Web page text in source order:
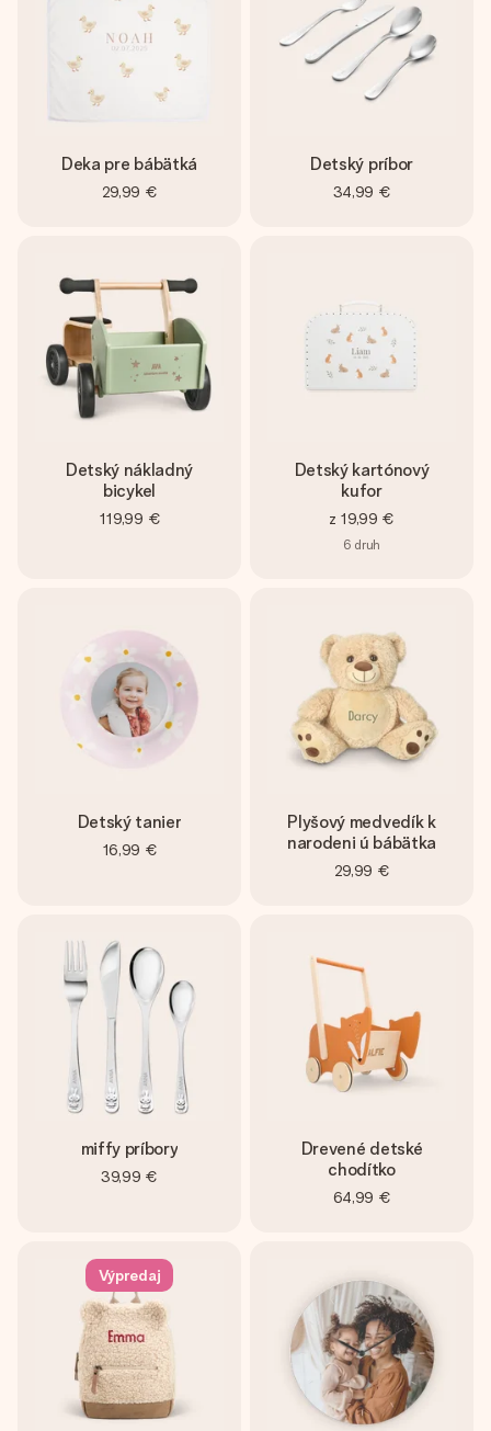
Deka pre bábätká
29,99 €
Detský príbor
34,99 €
Detský nákladný
bicykel
119,99 €
Detský kartónový
kufor
z 19,99 €
6 druh
Detský tanier
16,99 €
Plyšový medvedík k
narodeni ú bábätka
29,99 €
miffy príbory
39,99 €
Drevené detské
chodítko
64,99 €
Výpredaj